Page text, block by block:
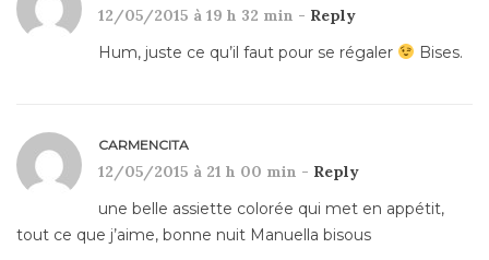
12/05/2015 à 19 h 32 min - Reply
Hum, juste ce qu’il faut pour se régaler
Bises.
CARMENCITA
12/05/2015 à 21 h 00 min - Reply
une belle assiette colorée qui met en appétit,
tout ce que j’aime, bonne nuit Manuella bisous